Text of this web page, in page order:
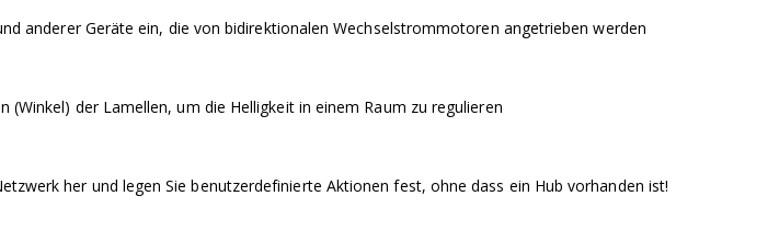
anderer Geräte ein, die von bidirektionalen Wechselstrommotoren angetrieben werden
der Lamellen, um die Helligkeit in einem Raum zu regulieren
her und legen Sie benutzerdefinierte Aktionen fest, ohne dass ein Hub vorhanden ist!